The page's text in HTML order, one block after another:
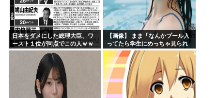
日本をダメにした総理大臣、ワ
ースト１位が同点でこの人ｗｗ
ｗｗｗｗ
【画像】 まま「なんかプール入
ってたら学生にめっちゃ見られ
たw」